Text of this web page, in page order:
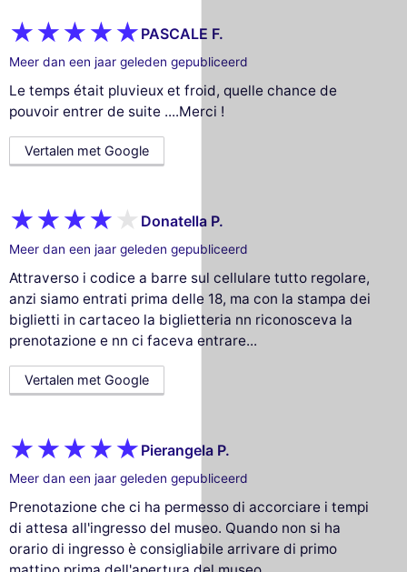
PASCALE F.
Meer dan een jaar geleden gepubliceerd
Le temps était pluvieux et froid, quelle chance de
pouvoir entrer de suite ....Merci !
Vertalen met Google
Donatella P.
Meer dan een jaar geleden gepubliceerd
Attraverso i codice a barre sul cellulare tutto regolare,
anzi siamo entrati prima delle 18, ma con la stampa dei
biglietti in cartaceo la biglietteria nn riconosceva la
prenotazione e nn ci faceva entrare...
Vertalen met Google
Pierangela P.
Meer dan een jaar geleden gepubliceerd
Prenotazione che ci ha permesso di accorciare i tempi
di attesa all'ingresso del museo. Quando non si ha
orario di ingresso è consigliabile arrivare di primo